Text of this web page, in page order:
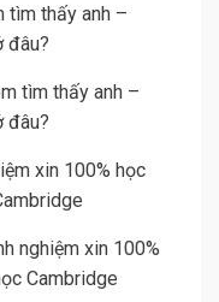
tìm thấy anh –
đâu?
tìm thấy anh –
đâu?
xin 100% học
nghiệm xin 100%
Cambridge